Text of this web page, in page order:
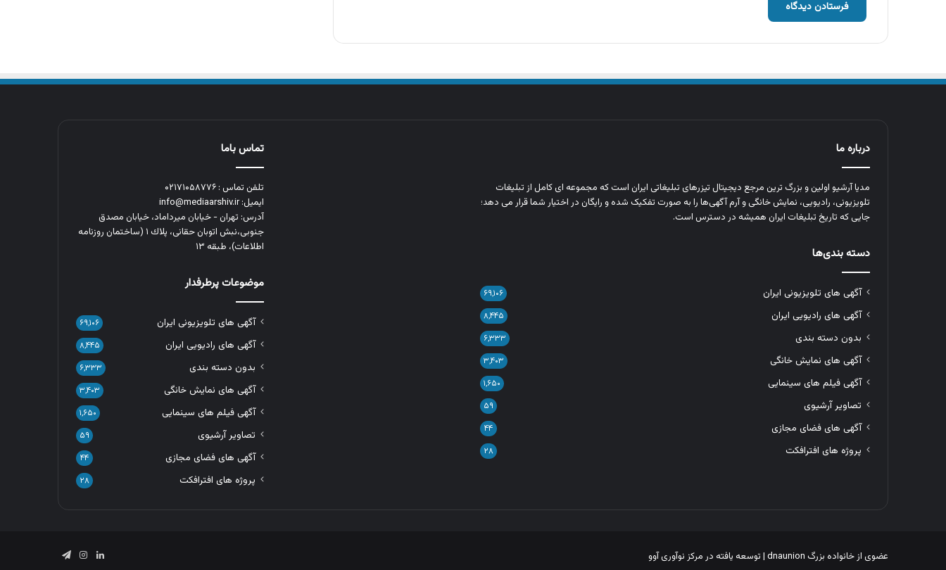
درباره ما
مدیا آرشیو اولین و بزرگ‌ ترین مرجع دیجیتال تیزرهای تبلیغاتی ایران است که مجموعه‌ ای کامل از تبلیغات
تلویزیونی، رادیویی، نمایش خانگی و آرم‌ آگهی‌ها را به‌ صورت تفکیک‌ شده و رایگان در اختیار شما قرار می‌ دهد؛
جایی که تاریخ تبلیغات ایران همیشه در دسترس است.
دسته بندی‌ها
آگهی های تلویزیونی ایران ۶۹,۱۰۶
آگهی های رادیویی ایران ۸,۴۴۵
بدون دسته بندی ۶,۳۳۳
آگهی های نمایش خانگی ۳,۴۰۳
آگهی فیلم های سینمایی ۱,۶۵۰
تصاویر آرشیوی ۵۹
آگهی های فضای مجازی ۴۴
پروژه های افترافکت ۲۸
تماس باما
تلفن تماس : ۰۲۱۷۱۰۵۸۷۷۶
ایمیل: info@mediaarshiv.ir
آدرس: تهران - خیابان میرداماد، خیابان مصدق
جنوبی،نبش اتوبان حقانی، پلاك ١ (ساختمان روزنامه
اطلاعات)، طبقه ۱۳
موضوعات پرطرفدار
آگهی های تلویزیونی ایران ۶۹,۱۰۶
آگهی های رادیویی ایران ۸,۴۴۵
بدون دسته بندی ۶,۳۳۳
آگهی های نمایش خانگی ۳,۴۰۳
آگهی فیلم های سینمایی ۱,۶۵۰
تصاویر آرشیوی ۵۹
آگهی های فضای مجازی ۴۴
پروژه های افترافکت ۲۸
عضوی از خانواده بزرگ dnaunion | توسعه یافته در مرکز نوآوری آوو لینکدیناینستاگرام
تلگرام